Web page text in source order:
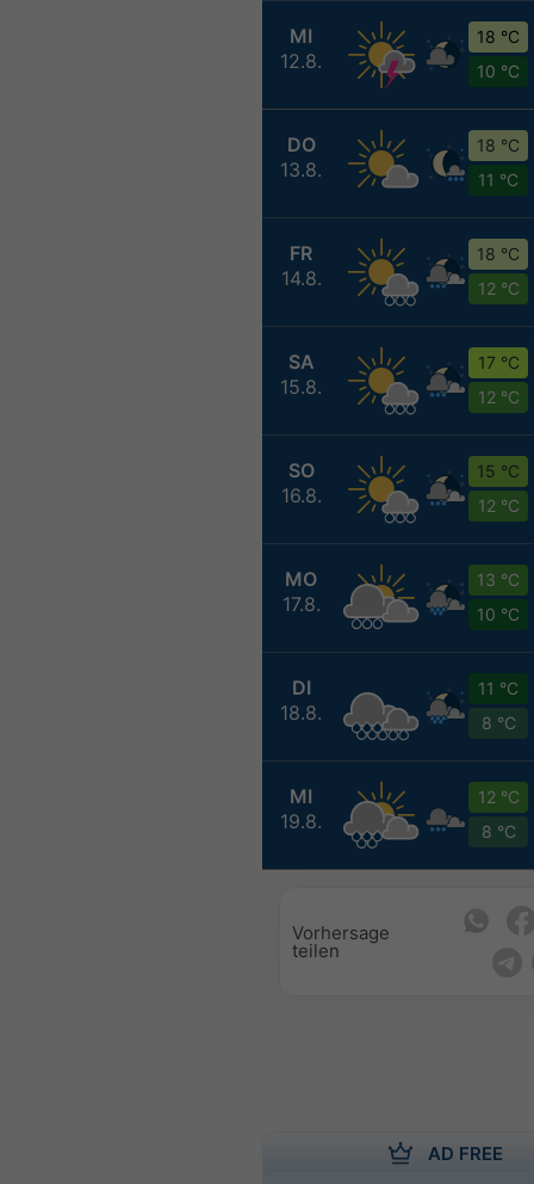
MI
12.8.
18 °C
10 °C
DO
13.8.
18 °C
11 °C
FR
14.8.
18 °C
12 °C
SA
15.8.
17 °C
12 °C
SO
16.8.
15 °C
12 °C
MO
17.8.
13 °C
10 °C
DI
18.8.
11 °C
8 °C
MI
19.8.
12 °C
8 °C
Vorhersage
teilen
AD FREE